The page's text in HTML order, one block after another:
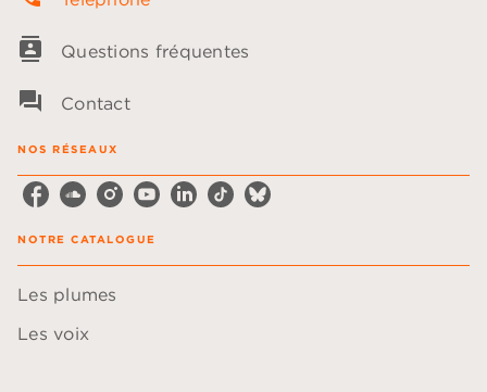
contacts Questions fréquentes
question_answer Contact
NOS RÉSEAUX
NOTRE CATALOGUE
Les plumes
Les voix